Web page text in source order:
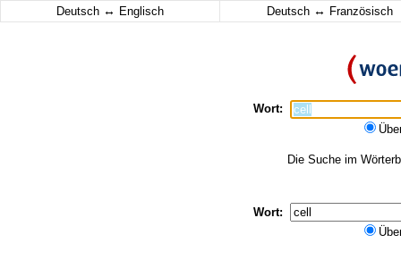
Deutsch ↔ Englisch Deutsch ↔ Französisch
Wort:
Die Suche im
Wort: